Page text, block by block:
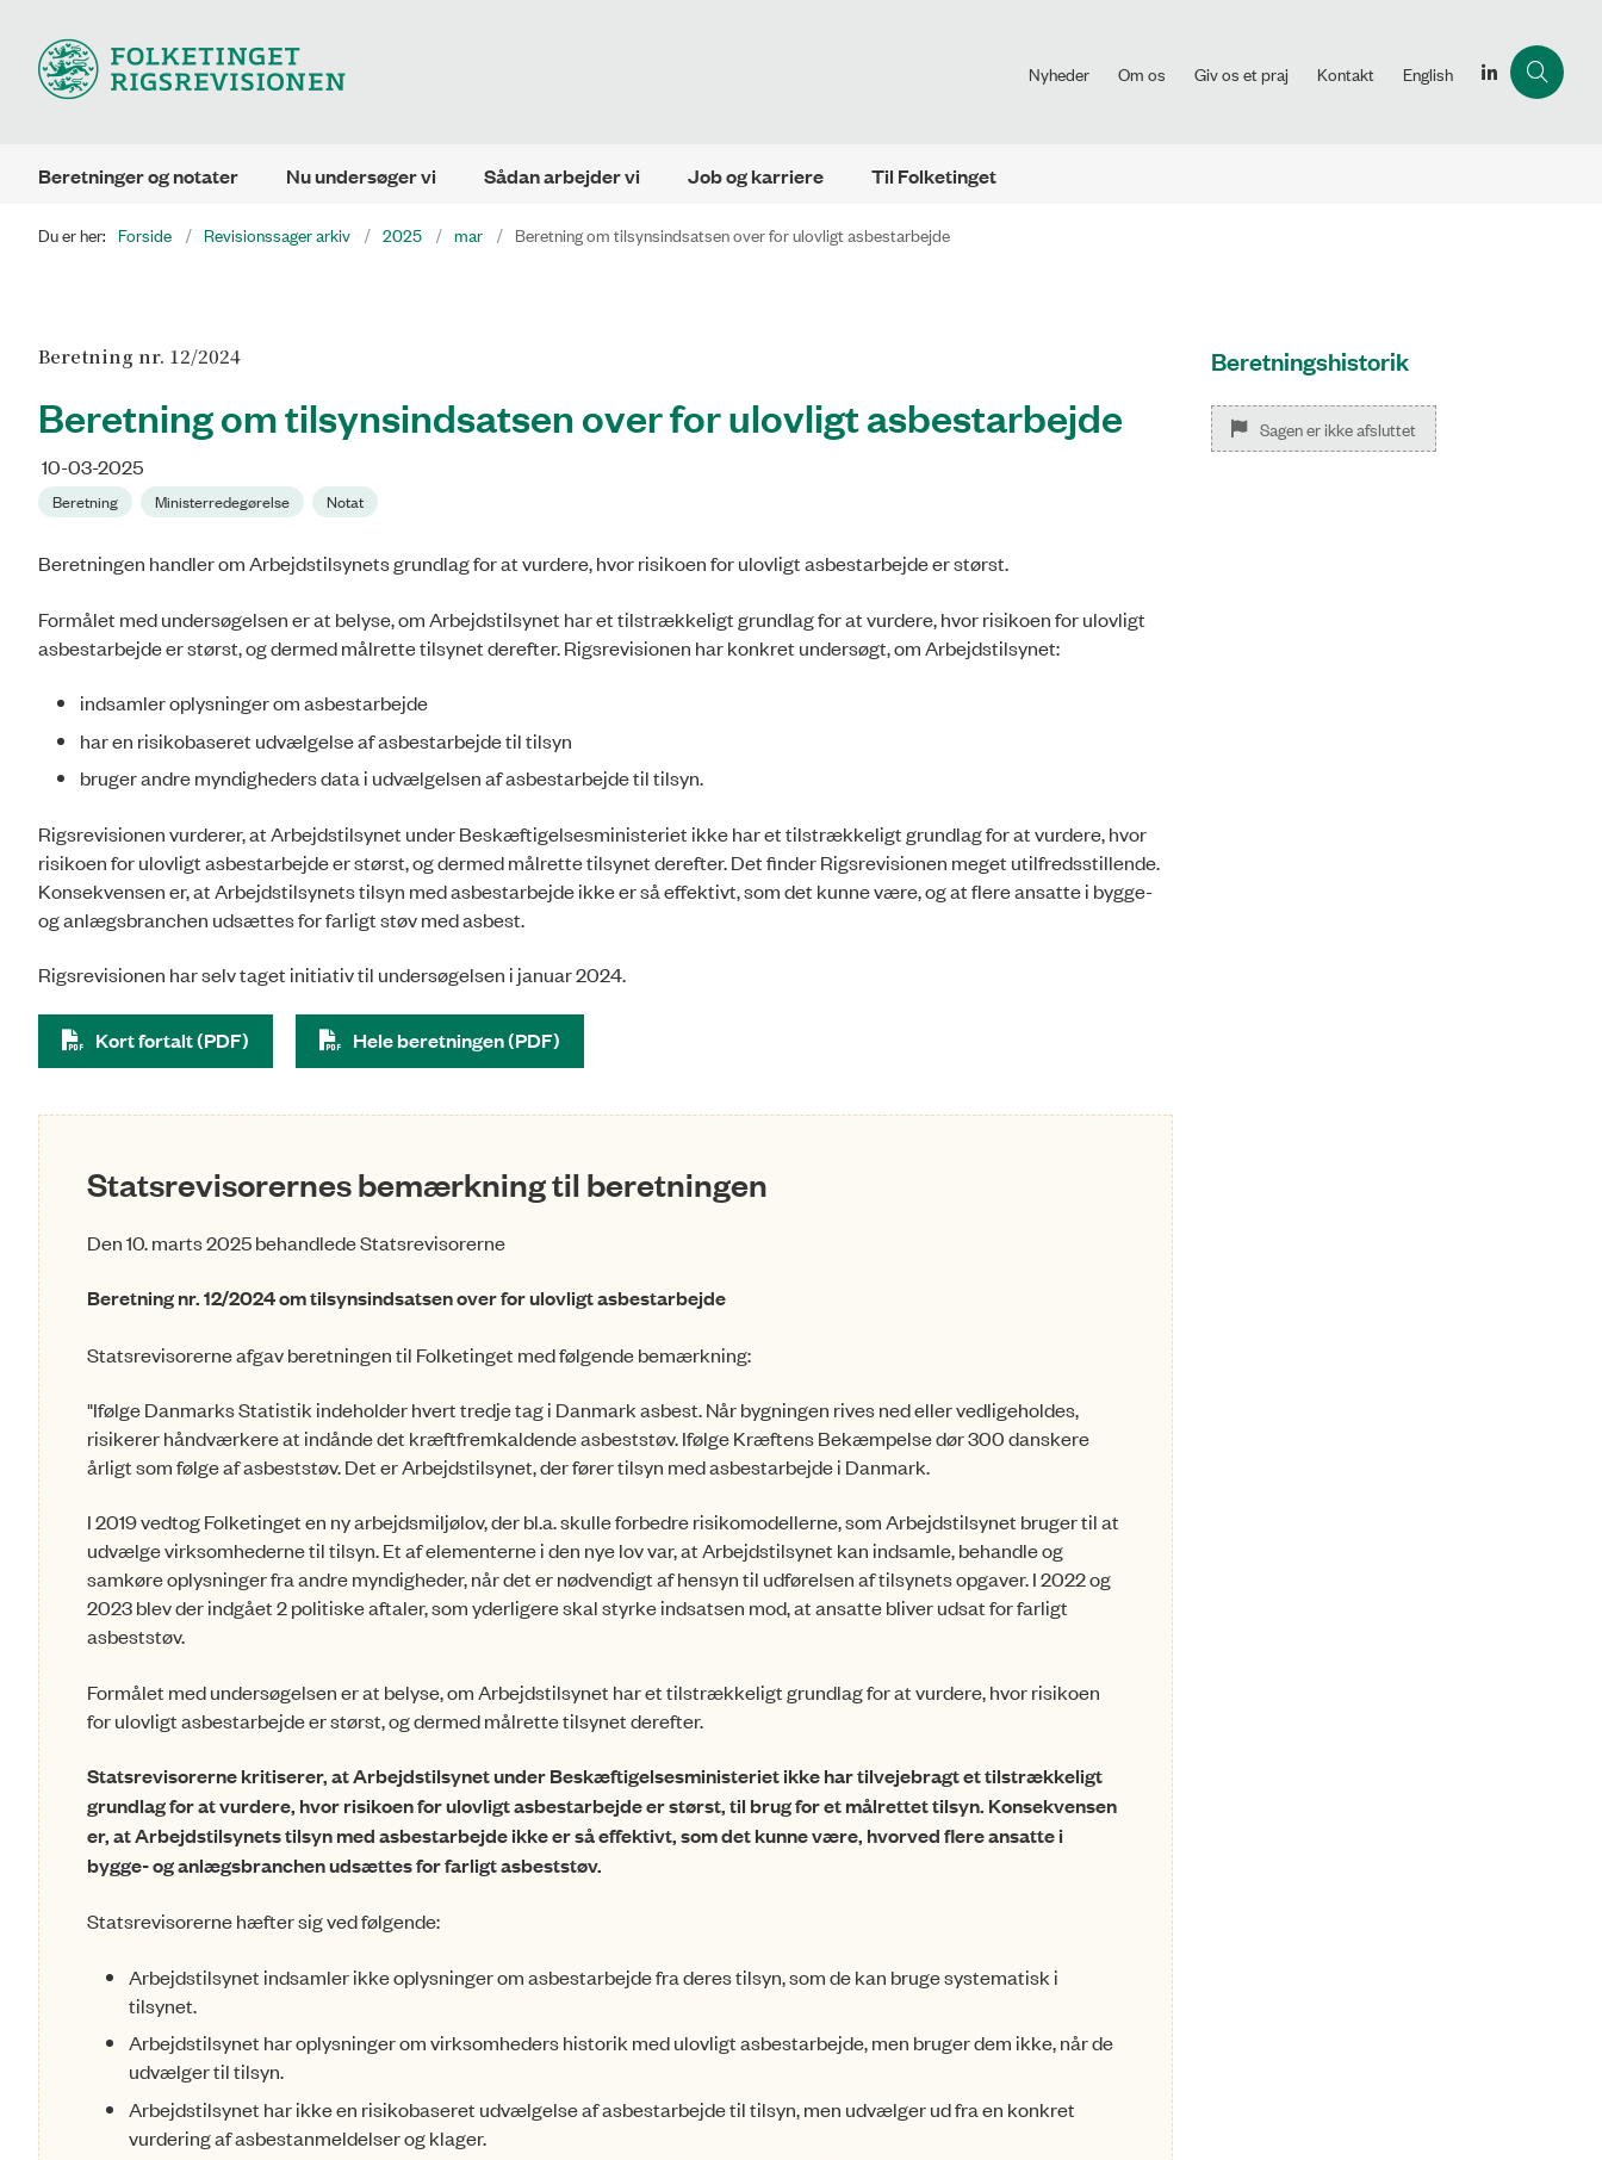
Nyheder Om os Giv os et praj Kontakt English
Beretninger og notater Nu undersøger vi Sådan arbejder vi Job og karriere Til Folketinget
Du er her: Forside Revisionssager arkiv 2025 mar Beretning om tilsynsindsatsen over for ulovligt asbestarbejde
Beretning nr. 12/2024
Beretning om tilsynsindsatsen over for ulovligt asbestarbejde
10-03-2025
Beretning Ministerredegørelse Notat
Beretningen handler om Arbejdstilsynets grundlag for at vurdere, hvor risikoen for ulovligt asbestarbejde er størst.
Formålet med undersøgelsen er at belyse, om Arbejdstilsynet har et tilstrækkeligt grundlag for at vurdere, hvor risikoen for ulovligt
asbestarbejde er størst, og dermed målrette tilsynet derefter. Rigsrevisionen har konkret undersøgt, om Arbejdstilsynet:
indsamler oplysninger om asbestarbejde
har en risikobaseret udvælgelse af asbestarbejde til tilsyn
bruger andre myndigheders data i udvælgelsen af asbestarbejde til tilsyn.
Rigsrevisionen vurderer, at Arbejdstilsynet under Beskæftigelsesministeriet ikke har et tilstrækkeligt grundlag for at vurdere, hvor
risikoen for ulovligt asbestarbejde er størst, og dermed målrette tilsynet derefter. Det finder Rigsrevisionen meget utilfredsstillende.
Konsekvensen er, at Arbejdstilsynets tilsyn med asbestarbejde ikke er så effektivt, som det kunne være, og at flere ansatte i bygge-
og anlægsbranchen udsættes for farligt støv med asbest.
Rigsrevisionen har selv taget initiativ til undersøgelsen i januar 2024.
Kort fortalt (PDF) Hele beretningen (PDF)
Statsrevisorernes bemærkning til beretningen
Den 10. marts 2025 behandlede Statsrevisorerne
Beretning nr. 12/2024 om tilsynsindsatsen over for ulovligt asbestarbejde
Statsrevisorerne afgav beretningen til Folketinget med følgende bemærkning:
"Ifølge Danmarks Statistik indeholder hvert tredje tag i Danmark asbest. Når bygningen rives ned eller vedligeholdes,
risikerer håndværkere at indånde det kræftfremkaldende asbeststøv. Ifølge Kræftens Bekæmpelse dør 300 danskere
årligt som følge af asbeststøv. Det er Arbejdstilsynet, der fører tilsyn med asbestarbejde i Danmark.
I 2019 vedtog Folketinget en ny arbejdsmiljølov, der bl.a. skulle forbedre risikomodellerne, som Arbejdstilsynet bruger til at
udvælge virksomhederne til tilsyn. Et af elementerne i den nye lov var, at Arbejdstilsynet kan indsamle, behandle og
samkøre oplysninger fra andre myndigheder, når det er nødvendigt af hensyn til udførelsen af tilsynets opgaver. I 2022 og
2023 blev der indgået 2 politiske aftaler, som yderligere skal styrke indsatsen mod, at ansatte bliver udsat for farligt
asbeststøv.
Formålet med undersøgelsen er at belyse, om Arbejdstilsynet har et tilstrækkeligt grundlag for at vurdere, hvor risikoen
for ulovligt asbestarbej­de er størst, og dermed målrette tilsynet derefter.
Statsrevisorerne kritiserer, at Arbejdstilsynet under Beskæftigelsesministeriet ikke har tilvejebragt et tilstrækkeligt
grundlag for at vurde­re, hvor risikoen for ulovligt asbestarbejde er størst, til brug for et målrettet tilsyn. Konsekvensen
er, at Arbejdstilsynets tilsyn med asbestarbejde ikke er så effektivt, som det kunne være, hvorved flere ansat­te i
bygge- og anlægsbranchen udsættes for farligt asbeststøv.
Statsrevisorerne hæfter sig ved følgende:
Arbejdstilsynet indsamler ikke oplysninger om asbestarbejde fra deres tilsyn, som de kan bruge systematisk i
tilsynet.
Arbejdstilsynet har oplysninger om virksomheders historik med ulovligt asbestarbejde, men bruger dem ikke, når de
udvælger til tilsyn.
Arbejdstilsynet har ikke en risikobaseret udvælgelse af asbestarbejde til tilsyn, men udvælger ud fra en konkret
vurdering af asbestanmeldel­ser og klager.
Beretningshistorik
Sagen er ikke afsluttet